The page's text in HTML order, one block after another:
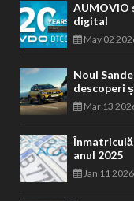
AUMOVIO
digital
May 02
Noul
descoperi
Mar 13
anul 2025
Jan 11 2026